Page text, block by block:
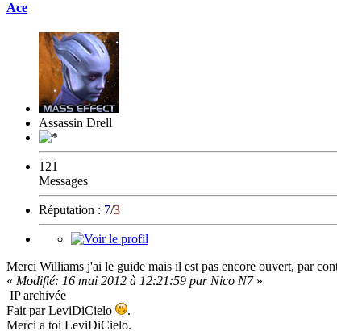
Ace
Assassin Drell
121
Messages
Réputation : 7/3
Merci Williams j'ai le guide mais il est pas encore ouvert, par
« Modifié: 16 mai 2012 à 12:21:59 par Nico N7»
IP archivée
Fait par LeviDiCielo
.
Merci a toi LeviDiCielo.